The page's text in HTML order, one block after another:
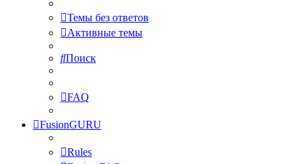
Темы без ответов
Активные темы
Поиск
FAQ
FusionGURU
Rules